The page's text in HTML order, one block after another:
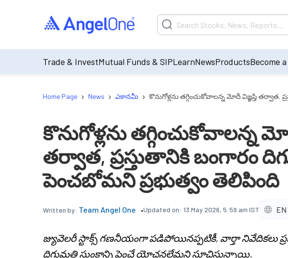
Trade & InvestMutual Funds & SIPLearnNewsProductsBecome
Home Page › News › ఎకానమీ › కొనుగోళ్లను తగ్గించుకోవాలన్న మోదీ విజ్ఞప్తి తర్వాత,
కొనుగోళ్లను తగ్గించుకోవాలన్న
తర్వాత, ప్రస్తుతానికి బంగారం
పెంచబోమని ప్రభుత్వం తెలిపింది
Written by: Team Angel One Updated on: 13 May 2026, 5:59 am IST EN
జ్యువెలరీ స్టాక్స్ గణనీయంగా పడిపోయినప్పటికీ, వార్తా నివేదికలు
దిగుమతి సుంకాన్ని పెంచే యోచనలేమని సూచిస్తున్నాయి.